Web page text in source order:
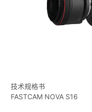
技术规格书
FASTCAM NOVA S16